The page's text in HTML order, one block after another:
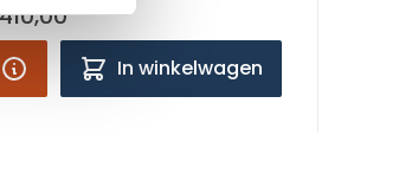
In winkelwagen